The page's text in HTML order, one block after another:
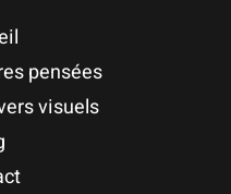
pensées
visuels